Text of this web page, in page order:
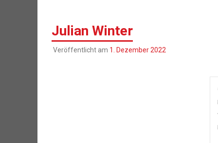
Julian Winter
Veröffentlicht am 1. Dezember 2022